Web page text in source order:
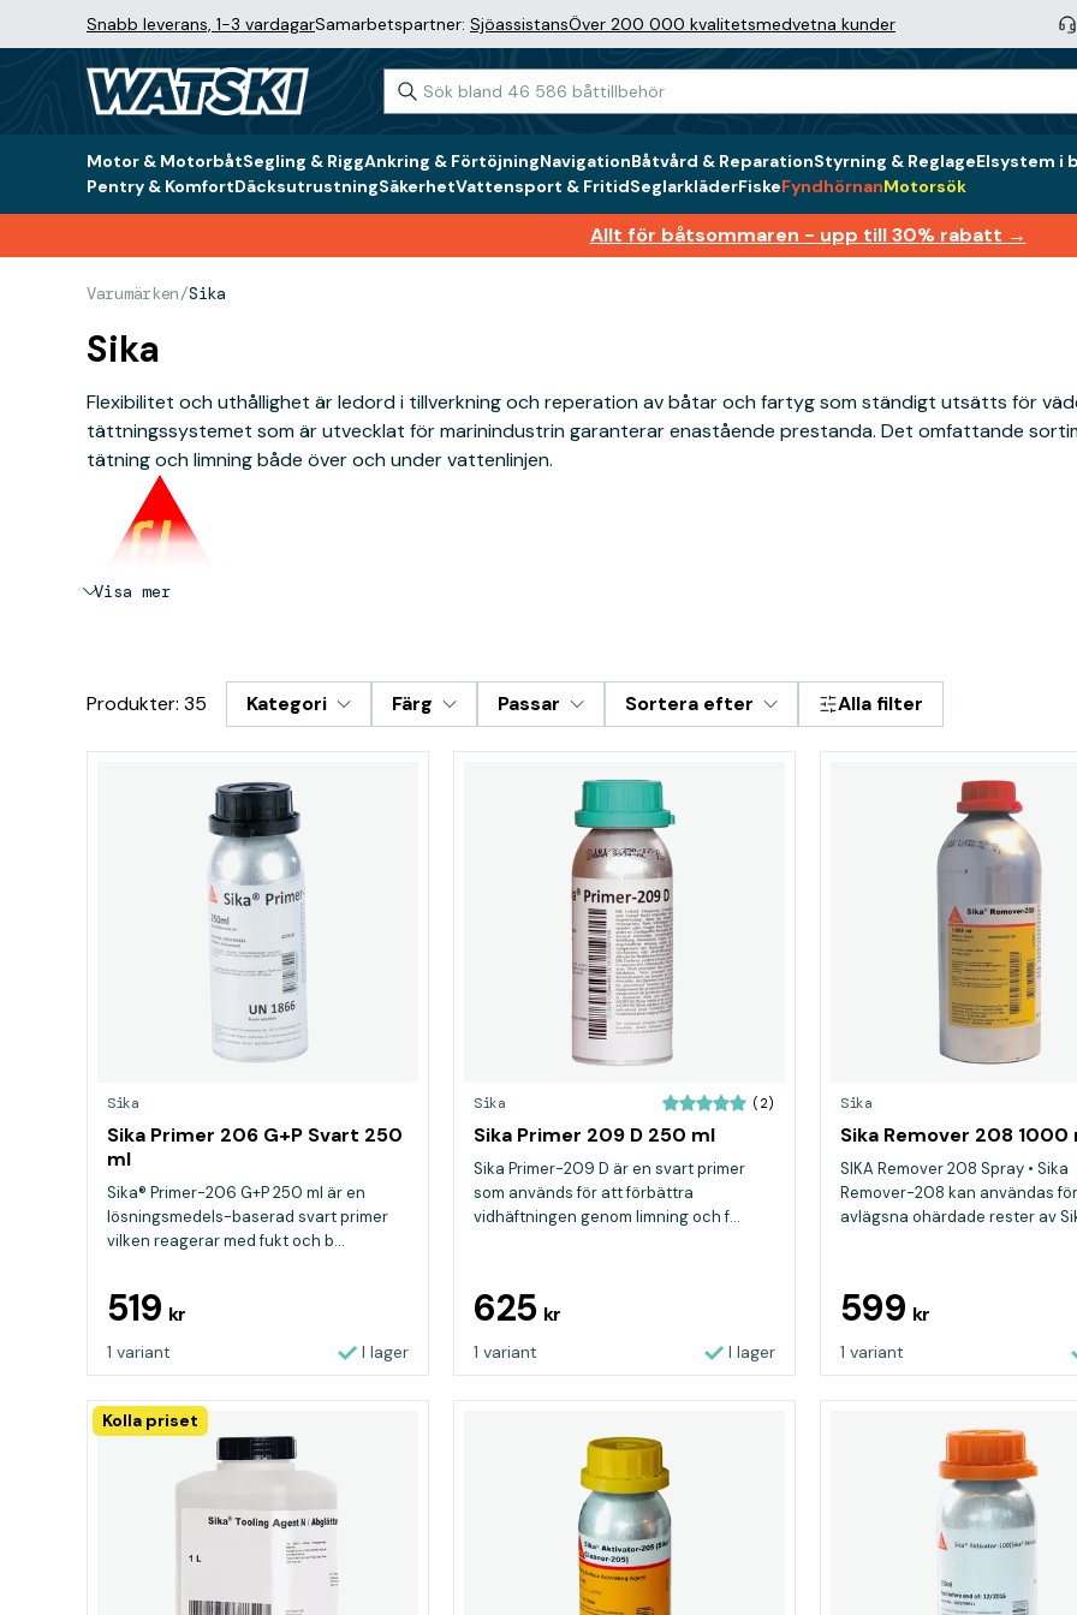
Snabb leverans, 1-3 vardagarSamarbetspartner: SjöassistansÖver 200 000 kvalitetsmedvetna kunder
Motor & MotorbåtSegling & RiggAnkring & FörtöjningNavigationBåtvård & ReparationStyrning & ReglageElsystem i
Pentry & KomfortDäcksutrustningSäkerhetVattensport & FritidSeglarkläderFiskeFyndhörnanMotorsök
Allt för båtsommaren - upp till 30% rabatt →
Varumärken/Sika
Sika
Flexibilitet och uthållighet är ledord i tillverkning och reperation av båtar och fartyg som ständigt utsätts för
tättningssystemet som är utvecklat för marinindustrin garanterar enastående prestanda. Det omfattande
tätning och limning både över och under vattenlinjen.
Visa mer
Produkter: 35 Kategori Färg Passar Sortera efter Alla filter
Sika
Sika Primer 206 G+P Svart 250
ml
Sika® Primer-206 G+P 250 ml är en
lösningsmedels-baserad svart primer
vilken reagerar med fukt och b...
519 kr
1 variant I lager
Sika (2)
Sika Primer 209 D 250 ml
Sika Primer-209 D är en svart primer
som används för att förbättra
vidhäftningen genom limning och f...
625 kr
1 variant I lager
Sika
Sika Remover 208 1000
SIKA Remover 208 Spray • Sika
Remover-208 kan användas
avlägsna ohärdade rester av
599 kr
1 variant
Kolla priset